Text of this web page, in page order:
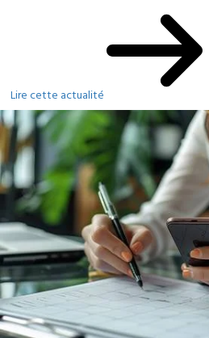
Lire cette actualité